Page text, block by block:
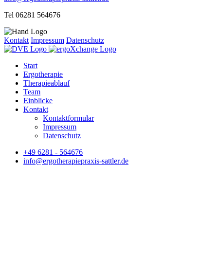
Tel 06281 564676
Kontakt Impressum Datenschutz
Start
Ergotherapie
Therapieablauf
Team
Einblicke
Kontakt
Kontaktformular
Impressum
Datenschutz
+49 6281 - 564676
info@ergotherapiepraxis-sattler.de